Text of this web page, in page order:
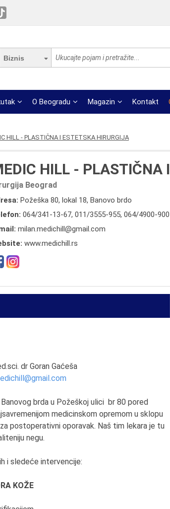
Biznis
O Beogradu Magazin Kontakt
HILL - PLASTIČNA I ESTETSKA HIRURGIJA
HILL - PLASTIČNA
Beograd
Požeška 80, lokal 18, Banovo brdo
064/341-13-67, 011/3555-955, 064/4900-900
milan.medichill@gmail.com
www.medichill.rs
dr Goran Gaćeša
Banovog brda u Požeškoj ulici br 80 pored
medicinskom opremom u sklopu
postoperativni oporavak. Naš tim lekara je tu
negu.
i sledeće intervencije:
KOŽE